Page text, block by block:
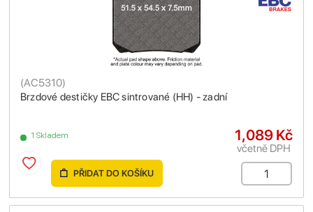
Brzdové destičky EBC sintrované (HH) - zadní
(AC5310)
1 Skladem 1,089 Kč
včetně DPH
PŘIDAT DO KOŠÍKU